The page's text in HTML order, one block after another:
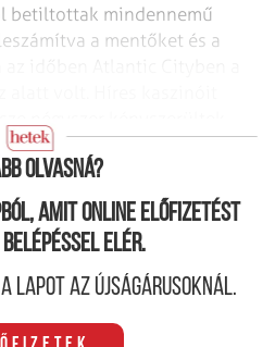
betiltottak mindennemű
a mentőket és a
olvasná?
amit online előfizetést
belépéssel elér.
lapot az újságárusoknál.